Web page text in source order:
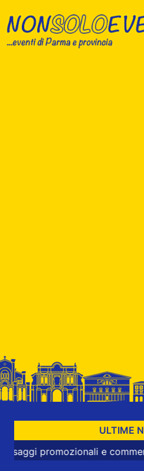
ULTIME
e commerciali